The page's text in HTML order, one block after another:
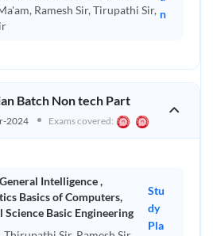
Yes
మీరు పెట్టిన డబ్బుకి ఉత్తమమైన
విలువ పొందుతారు
Ramesh Sir, Tirupathi Sir, n
Batch Non tech Part
2024 Exams covered:
Intelligence ,
Basics of Computers,
Basic Engineering
Stu
dy
Pla